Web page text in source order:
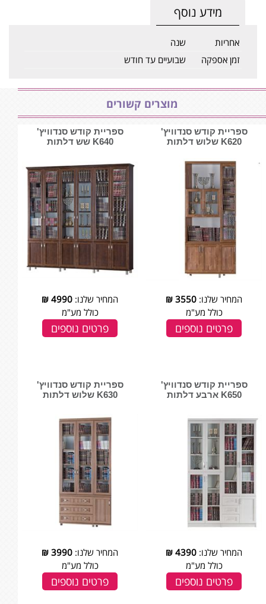
מידע נוסף
אחריות
שנה
זמן אספקה
שבועיים עד חודש
מוצרים קשורים
ספריית קודש סנדוויץ'
K620 שלוש דלתות
המחיר שלנו: 3550
₪
כולל מע"מ
פרטים נוספים
ספריית קודש סנדוויץ'
K640 שש דלתות
המחיר שלנו: 4990
₪
כולל מע"מ
פרטים נוספים
ספריית קודש סנדוויץ'
K650 ארבע דלתות
המחיר שלנו: 4390
₪
כולל מע"מ
פרטים נוספים
ספריית קודש סנדוויץ'
K630 שלוש דלתות
המחיר שלנו: 3990
₪
כולל מע"מ
פרטים נוספים